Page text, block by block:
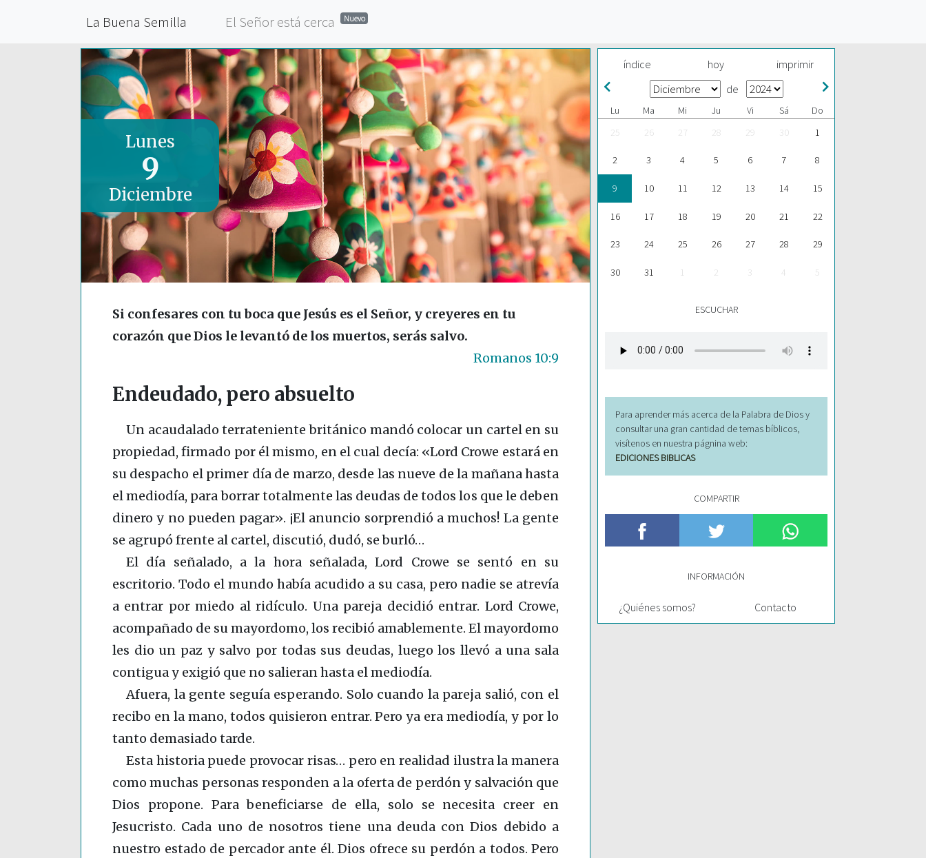
La Buena Semilla El Señor está cerca Nuevo
Lunes
9
Diciembre
Si confesares con tu boca que Jesús es el Señor, y creyeres en tu
corazón que Dios le levantó de los muertos, serás salvo.
Romanos 10:9
Endeudado, pero absuelto
Un acaudalado terrateniente británico mandó colocar un cartel en su
propiedad, firmado por él mismo, en el cual decía: «Lord Crowe estará en
su despacho el primer día de marzo, desde las nueve de la mañana hasta
el mediodía, para borrar totalmente las deudas de todos los que le deben
dinero y no pueden pagar». ¡El anuncio sorprendió a muchos! La gente
se agrupó frente al cartel, discutió, dudó, se burló…
El día señalado, a la hora señalada, Lord Crowe se sentó en su
escritorio. Todo el mundo había acudido a su casa, pero nadie se atrevía
a entrar por miedo al ridículo. Una pareja decidió entrar. Lord Crowe,
acompañado de su mayordomo, los recibió amablemente. El mayordomo
les dio un paz y salvo por todas sus deudas, luego los llevó a una sala
contigua y exigió que no salieran hasta el mediodía.
Afuera, la gente seguía esperando. Solo cuando la pareja salió, con el
recibo en la mano, todos quisieron entrar. Pero ya era mediodía, y por lo
tanto demasiado tarde.
Esta historia puede provocar risas… pero en realidad ilustra la manera
como muchas personas responden a la oferta de perdón y salvación que
Dios propone. Para beneficiarse de ella, solo se necesita creer en
Jesucristo. Cada uno de nosotros tiene una deuda con Dios debido a
nuestro estado de percador ante él. Dios ofrece su perdón a todos. Pero
índice hoy imprimir
de
Lu Ma Mi Ju Vi Sá
Do
25
26 27 28 29 30 1
2 3 4 5 6 7 8
9 10 11 12 13 14 15
16 17 18 19 20 21 22
23 24 25 26 27 28 29
30 31 1 2 3 4 5
ESCUCHAR
Para aprender más acerca de la Palabra de Dios y
consultar una gran cantidad de temas bíblicos,
visítenos en nuestra págnina web:
EDICIONES BIBLICAS
COMPARTIR
INFORMACIÓN
¿Quiénes somos? Contacto